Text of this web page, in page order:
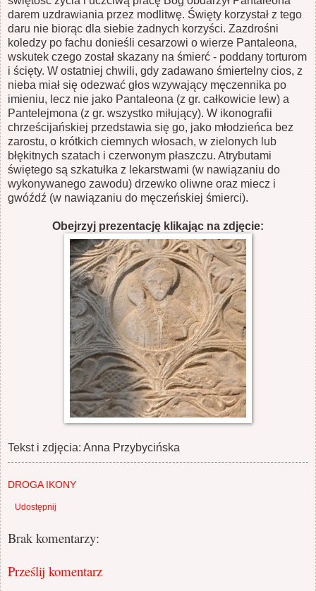
darem uzdrawiania przez modlitwę. Święty korzystał z tego
daru nie biorąc dla siebie żadnych korzyści. Zazdrośni
koledzy po fachu donieśli cesarzowi o wierze Pantaleona,
wskutek czego został skazany na śmierć - poddany torturom
i ścięty. W ostatniej chwili, gdy zadawano śmiertelny cios, z
nieba miał się odezwać głos wzywający męczennika po
imieniu, lecz nie jako Pantaleona (z gr. całkowicie lew) a
Pantelejmona (z gr. wszystko miłujący). W ikonografii
chrześcijańskiej przedstawia się go, jako młodzieńca bez
zarostu, o krótkich ciemnych włosach, w zielonych lub
błękitnych szatach i czerwonym płaszczu. Atrybutami
świętego są szkatułka z lekarstwami (w nawiązaniu do
wykonywanego zawodu) drzewko oliwne oraz miecz i
gwóźdź (w nawiązaniu do męczeńskiej śmierci).
Obejrzyj prezentację klikając na zdjęcie:
Tekst i zdjęcia: Anna Przybycińska
DROGA IKONY
Udostępnij
Brak komentarzy:
Prześlij komentarz